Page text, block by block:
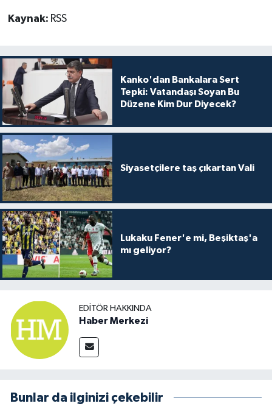
Kaynak: RSS
Kanko'dan Bankalara Sert
Tepki: Vatandaşı Soyan Bu
Düzene Kim Dur Diyecek?
Siyasetçilere taş çıkartan Vali
Lukaku Fener'e mi, Beşiktaş'a
mı geliyor?
EDITÖR HAKKINDA
Haber Merkezi
Bunlar da ilginizi çekebilir